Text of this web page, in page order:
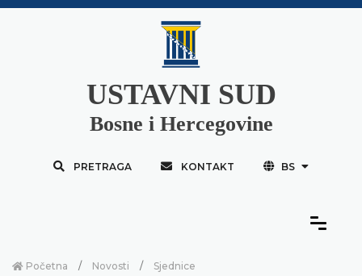
USTAVNI SUD
Bosne i Hercegovine
PRETRAGA KONTAKT BS
Početna Novosti Sjednice